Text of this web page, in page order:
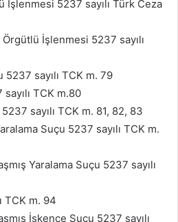
İşlenmesi 5237 sayılı Türk Ceza
İşlenmesi 5237 sayılı
5237 sayılı TCK m. 79
TCK m.80
5237 sayılı TCK m. 81, 82, 83
Suçu 5237 sayılı TCK m.
Yaralama Suçu 5237 sayılı
TCK m. 94
İşkence Suçu 5237 sayılı